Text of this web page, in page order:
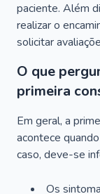
paciente. Além
realizar o
solicitar
O que
primeira
Em geral, a
acontece
caso, deve-se
Os